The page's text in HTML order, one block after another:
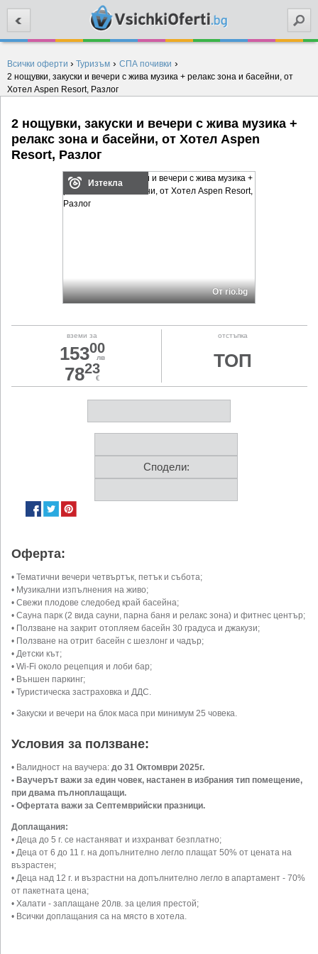
Всички оферти › Туризъм › СПА почивки ›
2 нощувки, закуски и вечери с жива музика + релакс зона и басейни, от
Хотел Aspen Resort, Разлог
2 нощувки, закуски и вечери с жива музика +
релакс зона и басейни, от Хотел Aspen
Resort, Разлог
Изтекла
От rio.bg
вземи за
15300
лв
7823
€
отстъпка
ТОП
Сподели:
Оферта:
• Тематични вечери четвъртък, петък и събота;
• Музикални изпълнения на живо;
• Свежи плодове следобед край басейна;
• Сауна парк (2 вида сауни, парна баня и релакс зона) и фитнес център;
• Ползване на закрит отопляем басейн 30 градуса и джакузи;
• Ползване на отрит басейн с шезлонг и чадър;
• Детски кът;
• Wi-Fi около рецепция и лоби бар;
• Външен паркинг;
• Туристическа застраховка и ДДС.
• Закуски и вечери на блок маса при минимум 25 човека.
Условия за ползване:
• Валидност на ваучера: до 31 Октомври 2025г.
• Ваучерът важи за един човек, настанен в избрания тип помещение,
при двама пълноплащащи.
• Офертата важи за Септемврийски празници.
Доплащания:
• Деца до 5 г. се настаняват и изхранват безплатно;
• Деца от 6 до 11 г. на допълнително легло плащат 50% от цената на
възрастен;
• Деца над 12 г. и възрастни на допълнително легло в апартамент - 70%
от пакетната цена;
• Халати - заплащане 20лв. за целия престой;
• Всички доплащания са на място в хотела.